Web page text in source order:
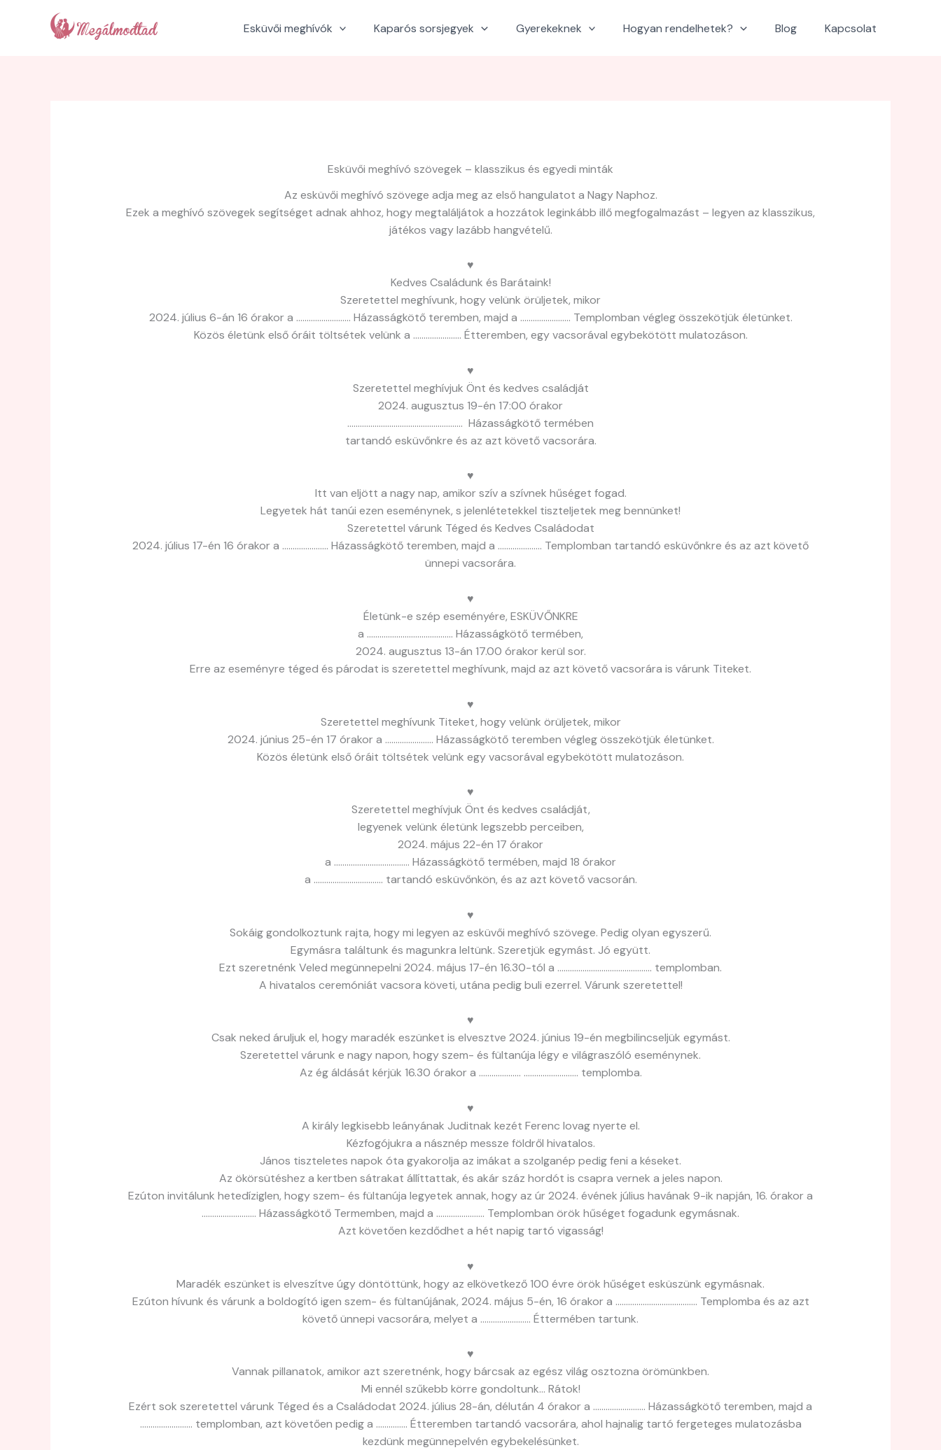
Esküvői meghívók Kaparós sorsjegyek Gyerekeknek Hogyan rendelhetek? Blog Kapcsolat
Esküvői meghívó szövegek – klasszikus és egyedi minták
Az esküvői meghívó szövege adja meg az első hangulatot a Nagy Naphoz.
Ezek a meghívó szövegek segítséget adnak ahhoz, hogy megtaláljátok a hozzátok leginkább illő megfogalmazást – legyen az klasszikus,
játékos vagy lazább hangvételű.
♥
Kedves Családunk és Barátaink!
Szeretettel meghívunk, hogy velünk örüljetek, mikor
2024. július 6-án 16 órakor a …………………….. Házasságkötő teremben, majd a …………………… Templomban végleg összekötjük életünket.
Közös életünk első óráit töltsétek velünk a ………………….. Étteremben, egy vacsorával egybekötött mulatozáson.
♥
Szeretettel meghívjuk Önt és kedves családját
2024. augusztus 19-én 17:00 órakor
………………………………………………. Házasságkötő termében
tartandó esküvőnkre és az azt követő vacsorára.
♥
Itt van eljött a nagy nap, amikor szív a szívnek hűséget fogad.
Legyetek hát tanúi ezen eseménynek, s jelenlétetekkel tiszteljetek meg bennünket!
Szeretettel várunk Téged és Kedves Családodat
2024. július 17-én 16 órakor a …………………. Házasságkötő teremben, majd a ………………… Templomban tartandó esküvőnkre és az azt követő
ünnepi vacsorára.
♥
Életünk-e szép eseményére, ESKÜVŐNKRE
a ………………………………….. Házasságkötő termében,
2024. augusztus 13-án 17.00 órakor kerül sor.
Erre az eseményre téged és párodat is szeretettel meghívunk, majd az azt követő vacsorára is várunk Titeket.
♥
Szeretettel meghívunk Titeket, hogy velünk örüljetek, mikor
2024. június 25-én 17 órakor a ………………….. Házasságkötő teremben végleg összekötjük életünket.
Közös életünk első óráit töltsétek velünk egy vacsorával egybekötött mulatozáson.
♥
Szeretettel meghívjuk Önt és kedves családját,
legyenek velünk életünk legszebb perceiben,
2024. május 22-én 17 órakor
a ……………………………… Házasságkötő termében, majd 18 órakor
a …………………………… tartandó esküvőnkön, és az azt követő vacsorán.
♥
Sokáig gondolkoztunk rajta, hogy mi legyen az esküvői meghívó szövege. Pedig olyan egyszerű.
Egymásra találtunk és magunkra leltünk. Szeretjük egymást. Jó együtt.
Ezt szeretnénk Veled megünnepelni 2024. május 17-én 16.30-tól a ……………………………………… templomban.
A hivatalos ceremóniát vacsora követi, utána pedig buli ezerrel. Várunk szeretettel!
♥
Csak neked áruljuk el, hogy maradék eszünket is elvesztve 2024. június 19-én megbilincseljük egymást.
Szeretettel várunk e nagy napon, hogy szem- és fültanúja légy e világraszóló eseménynek.
Az ég áldását kérjük 16.30 órakor a ……………….. …………………….. templomba.
♥
A király legkisebb leányának Juditnak kezét Ferenc lovag nyerte el.
Kézfogójukra a násznép messze földről hivatalos.
János tiszteletes napok óta gyakorolja az imákat a szolganép pedig feni a késeket.
Az ökörsütéshez a kertben sátrakat állíttattak, és akár száz hordót is csapra vernek a jeles napon.
Ezúton invitálunk hetedíziglen, hogy szem- és fültanúja legyetek annak, hogy az úr 2024. évének július havának 9-ik napján, 16. órakor a
…………………….. Házasságkötő Termemben, majd a ………………….. Templomban örök hűséget fogadunk egymásnak.
Azt követően kezdődhet a hét napig tartó vigasság!
♥
Maradék eszünket is elveszítve úgy döntöttünk, hogy az elkövetkező 100 évre örök hűséget esküszünk egymásnak.
Ezúton hívunk és várunk a boldogító igen szem- és fültanújának, 2024. május 5-én, 16 órakor a ………………………………… Templomba és az azt
követő ünnepi vacsorára, melyet a …………………… Éttermében tartunk.
♥
Vannak pillanatok, amikor azt szeretnénk, hogy bárcsak az egész világ osztozna örömünkben.
Mi ennél szűkebb körre gondoltunk… Rátok!
Ezért sok szeretettel várunk Téged és a Családodat 2024. július 28-án, délután 4 órakor a ……………………. Házasságkötő teremben, majd a
……………………. templomban, azt követően pedig a …………… Étteremben tartandó vacsorára, ahol hajnalig tartó fergeteges mulatozásba
kezdünk megünnepelvén egybekelésünket.